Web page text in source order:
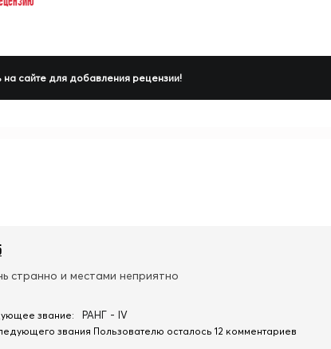
на сайте для добавления рецензии!
странно и местами неприятно
звание: РАНГ - IV
звания Пользователю осталось 12 комментариев